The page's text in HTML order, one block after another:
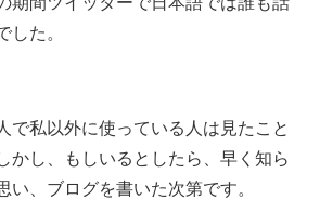
た。
で私以外に使っている人は見たこと
かし、もしいるとしたら、早く知ら
い、ブログを書いた次第です。